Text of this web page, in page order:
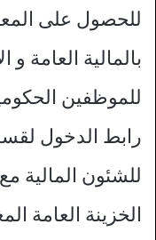
للحصول على
بالمالية العامة
للموظفين
رابط الدخول
للشئون المالية
الخزينة العامة